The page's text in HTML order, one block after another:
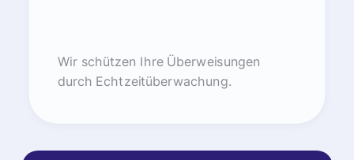
Wir schützen Ihre Überweisungen
durch Echtzeitüberwachung.